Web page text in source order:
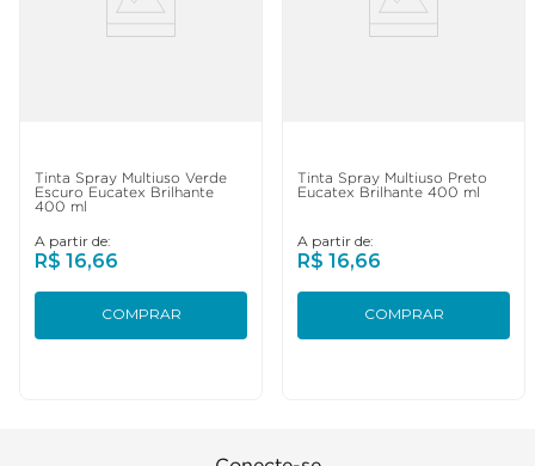
Tinta Spray Multiuso Verde
Escuro Eucatex Brilhante
400 ml
A partir de:
R$ 16,66
COMPRAR
Tinta Spray Multiuso Preto
Eucatex Brilhante 400 ml
A partir de:
R$ 16,66
COMPRAR